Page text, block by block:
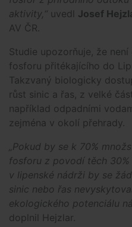
aktivity,“ uvedl Josef
AV ČR.
Studie upozorňuje, že
fosforu přitékajícího do
Takzvaný biologicky
růst sinic a řas, z velké
například odpadními
zejména v okolí přehrady.
„Pokud by se k 70%
fosforu z povodí těch
v lipenské nádrži by se
sinic nebo řas
ekologického potenciálu
doplnil Hejzlar.